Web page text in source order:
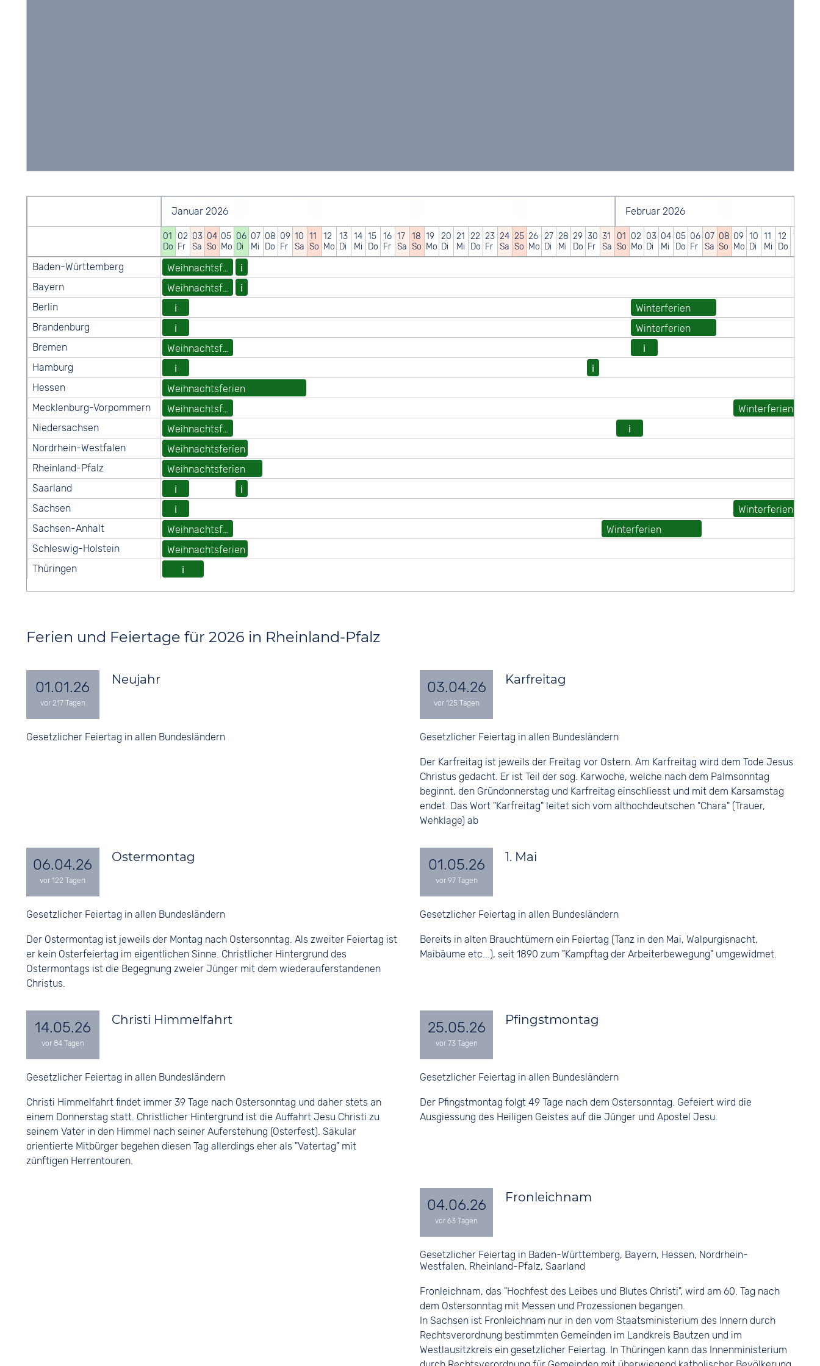
Januar 2026 Februar 2026
01
Do
02
Fr
03
Sa
04
So
05
Mo
06
Di
07
Mi
08
Do
09
Fr
10
Sa
11
So
12
Mo
13
Di
14
Mi
15
Do
16
Fr
17
Sa
18
So
19
Mo
20
Di
21
Mi
22
Do
23
Fr
24
Sa
25
So
26
Mo
27
Di
28
Mi
29
Do
30
Fr
31
Sa
01
So
02
Mo
03
Di
04
Mi
05
Do
06
Fr
07
Sa
08
So
09
Mo
10
Di
11
Mi
12
Do
13
Ferien und Feiertage für 2026 in Rheinland-Pfalz
01.01.26 Neujahr
Gesetzlicher Feiertag in allen Bundesländern
03.04.26 Karfreitag
Gesetzlicher Feiertag in allen Bundesländern
Der Karfreitag ist jeweils der Freitag vor Ostern. Am Karfreitag wird dem Tode Jesus
Christus gedacht. Er ist Teil der sog. Karwoche, welche nach dem Palmsonntag
beginnt, den Gründonnerstag und Karfreitag einschliesst und mit dem Karsamstag
endet. Das Wort "Karfreitag" leitet sich vom althochdeutschen "Chara" (Trauer,
Wehklage) ab
06.04.26 Ostermontag
Gesetzlicher Feiertag in allen Bundesländern
Der Ostermontag ist jeweils der Montag nach Ostersonntag. Als zweiter Feiertag ist
er kein Osterfeiertag im eigentlichen Sinne. Christlicher Hintergrund des
Ostermontags ist die Begegnung zweier Jünger mit dem wiederauferstandenen
Christus.
01.05.26 1. Mai
Gesetzlicher Feiertag in allen Bundesländern
Bereits in alten Brauchtümern ein Feiertag (Tanz in den Mai, Walpurgisnacht,
Maibäume etc...), seit 1890 zum "Kampftag der Arbeiterbewegung" umgewidmet.
14.05.26 Christi Himmelfahrt
Gesetzlicher Feiertag in allen Bundesländern
Christi Himmelfahrt findet immer 39 Tage nach Ostersonntag und daher stets an
einem Donnerstag statt. Christlicher Hintergrund ist die Auffahrt Jesu Christi zu
seinem Vater in den Himmel nach seiner Auferstehung (Osterfest). Säkular
orientierte Mitbürger begehen diesen Tag allerdings eher als "Vatertag" mit
zünftigen Herrentouren.
25.05.26 Pfingstmontag
Gesetzlicher Feiertag in allen Bundesländern
Der Pfingstmontag folgt 49 Tage nach dem Ostersonntag. Gefeiert wird die
Ausgiessung des Heiligen Geistes auf die Jünger und Apostel Jesu.
04.06.26 Fronleichnam
Gesetzlicher Feiertag in Baden-Württemberg, Bayern, Hessen, Nordrhein-
Westfalen, Rheinland-Pfalz, Saarland
Fronleichnam, das "Hochfest des Leibes und Blutes Christi", wird am 60. Tag nach
dem Ostersonntag mit Messen und Prozessionen begangen.
In Sachsen ist Fronleichnam nur in den vom Staatsministerium des Innern durch
Rechtsverordnung bestimmten Gemeinden im Landkreis Bautzen und im
Westlausitzkreis ein gesetzlicher Feiertag. In Thüringen kann das Innenministerium